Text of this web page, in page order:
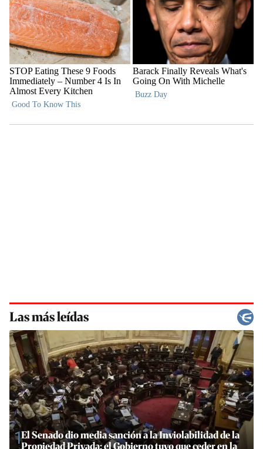
Las más leídas
1El Senado dio media sanción a la Inviolabilidad de la
Propiedad Privada: el Gobierno tuvo que ceder en la